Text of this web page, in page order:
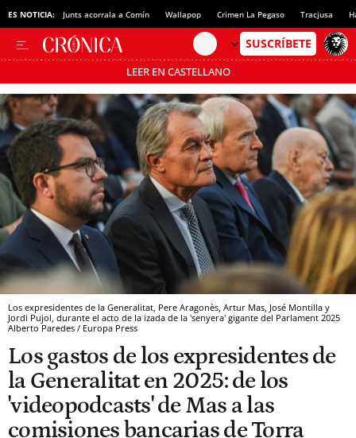
ES NOTICIA: Junts acorrala a Comín Wallapop Crimen La Pegaso Tracjusa
LEER EN CASTELLANO
Pásate al MODO AHORRO
Los expresidentes de la Generalitat, Pere Aragonès, Artur Mas, José Montilla y
Jordi Pujol, durante el acto de la izada de la 'senyera' gigante del Parlament 2025
Alberto Paredes / Europa Press
Los gastos de los expresidentes de
la Generalitat en 2025: de los
'videopodcasts' de Mas a las
comisiones bancarias de Torra